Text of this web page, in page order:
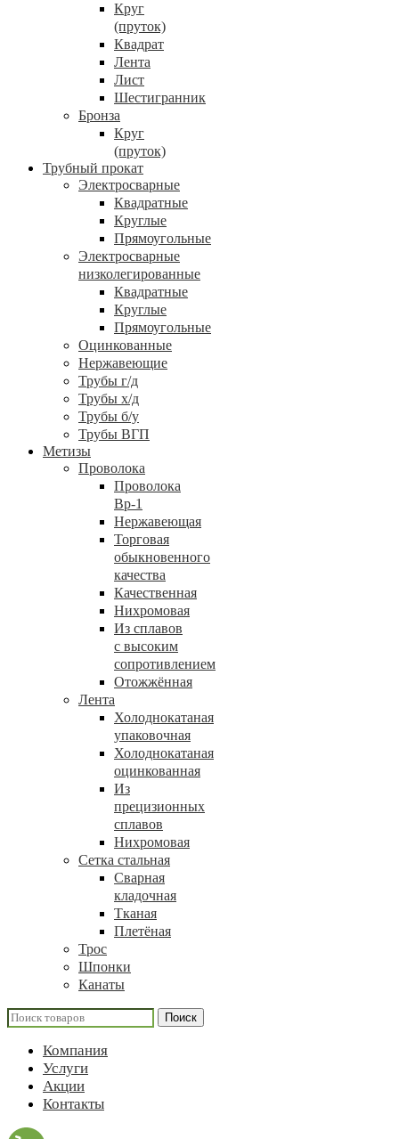
Круг
(пруток)
Квадрат
Лента
Лист
Шестигранник
Бронза
Круг
(пруток)
Трубный прокат
Электросварные
Квадратные
Круглые
Прямоугольные
Электросварные
низколегированные
Квадратные
Круглые
Прямоугольные
Оцинкованные
Нержавеющие
Трубы г/д
Трубы х/д
Трубы б/у
Трубы ВГП
Метизы
Проволока
Проволока
Вр-1
Нержавеющая
Торговая
обыкновенного
качества
Качественная
Нихромовая
Из сплавов
с высоким
сопротивлением
Отожжённая
Лента
Холоднокатаная
упаковочная
Холоднокатаная
оцинкованная
Из
прецизионных
сплавов
Нихромовая
Сетка стальная
Сварная
кладочная
Тканая
Плетёная
Трос
Шпонки
Канаты
Поиск
Компания
Услуги
Акции
Контакты